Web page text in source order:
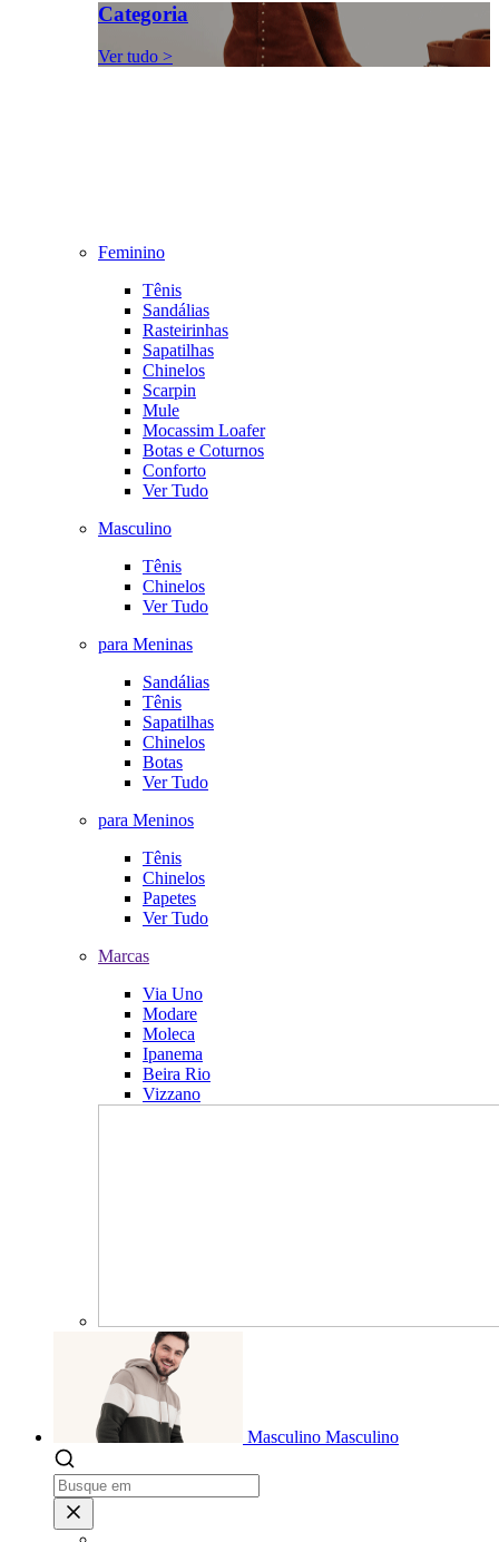
Categoria
Ver tudo >
Feminino
Tênis
Sandálias
Rasteirinhas
Sapatilhas
Chinelos
Scarpin
Mule
Mocassim Loafer
Botas e Coturnos
Conforto
Ver Tudo
Masculino
Tênis
Chinelos
Ver Tudo
para Meninas
Sandálias
Tênis
Sapatilhas
Chinelos
Botas
Ver Tudo
para Meninos
Tênis
Chinelos
Papetes
Ver Tudo
Marcas
Via Uno
Modare
Moleca
Ipanema
Beira Rio
Vizzano
Masculino Masculino